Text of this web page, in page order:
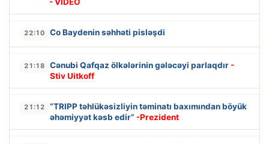
22:10 Co Baydenin səhhəti pisləşdi
21:18 Cənubi Qafqaz ölkələrinin gələcəyi parlaqdır -
Stiv Uitkoff
21:12
“TRIPP təhlükəsizliyin təminatı baxımından böyük
əhəmiyyət kəsb edir” -Prezident